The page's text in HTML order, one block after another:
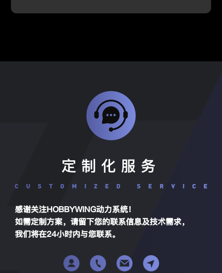
定制化服务
感谢关注HOBBYWING动力系统！
如需定制方案，请留下您的联系信息及技术需求，
我们将在24小时内与您联系。